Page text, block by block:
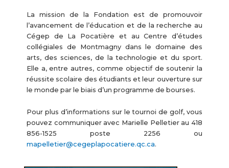
La mission de la Fondation est de promouvoir
l’avancement de l’éducation et de la recherche au
Cégep de La Pocatière et au Centre d’études
collégiales de Montmagny dans le domaine des
arts, des sciences, de la technologie et du sport.
Elle a, entre autres, comme objectif de soutenir la
réussite scolaire des étudiants et leur ouverture sur
le monde par le biais d’un programme de bourses.
Pour plus d’informations sur le tournoi de golf, vous
pouvez communiquer avec Marielle Pelletier au 418
856-1525 poste 2256 ou
mapelletier@cegeplapocatiere.qc.ca.